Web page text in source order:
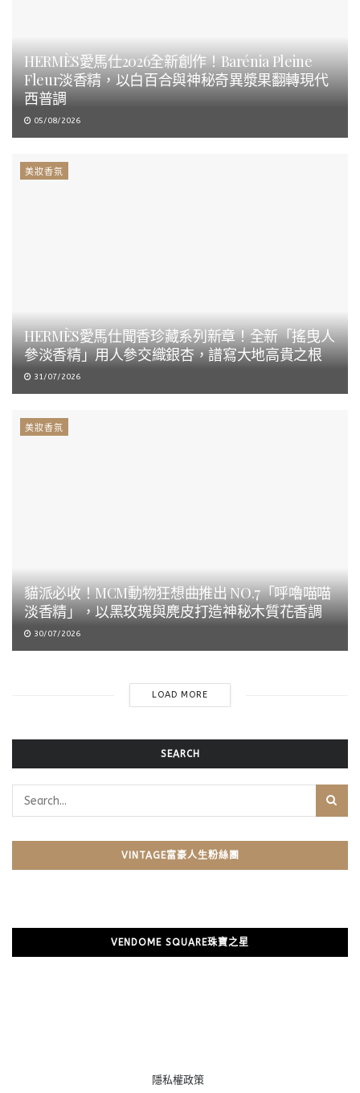
HERMÈS愛馬仕2026全新創作！Barénia Pleine
Fleur淡香精，以白百合與神秘奇異漿果翻轉現代
西普調
05/08/2026
美妝香氛
HERMÈS愛馬仕聞香珍藏系列新章！全新「搖曳人
參淡香精」用人參交織銀杏，譜寫大地高貴之根
31/07/2026
美妝香氛
貓派必收！MCM動物狂想曲推出 NO.7「呼嚕喵喵
淡香精」，以黑玫瑰與麂皮打造神秘木質花香調
30/07/2026
LOAD MORE
SEARCH
VINTAGE富豪人生粉絲團
VENDOME SQUARE珠寶之星
隱私權政策